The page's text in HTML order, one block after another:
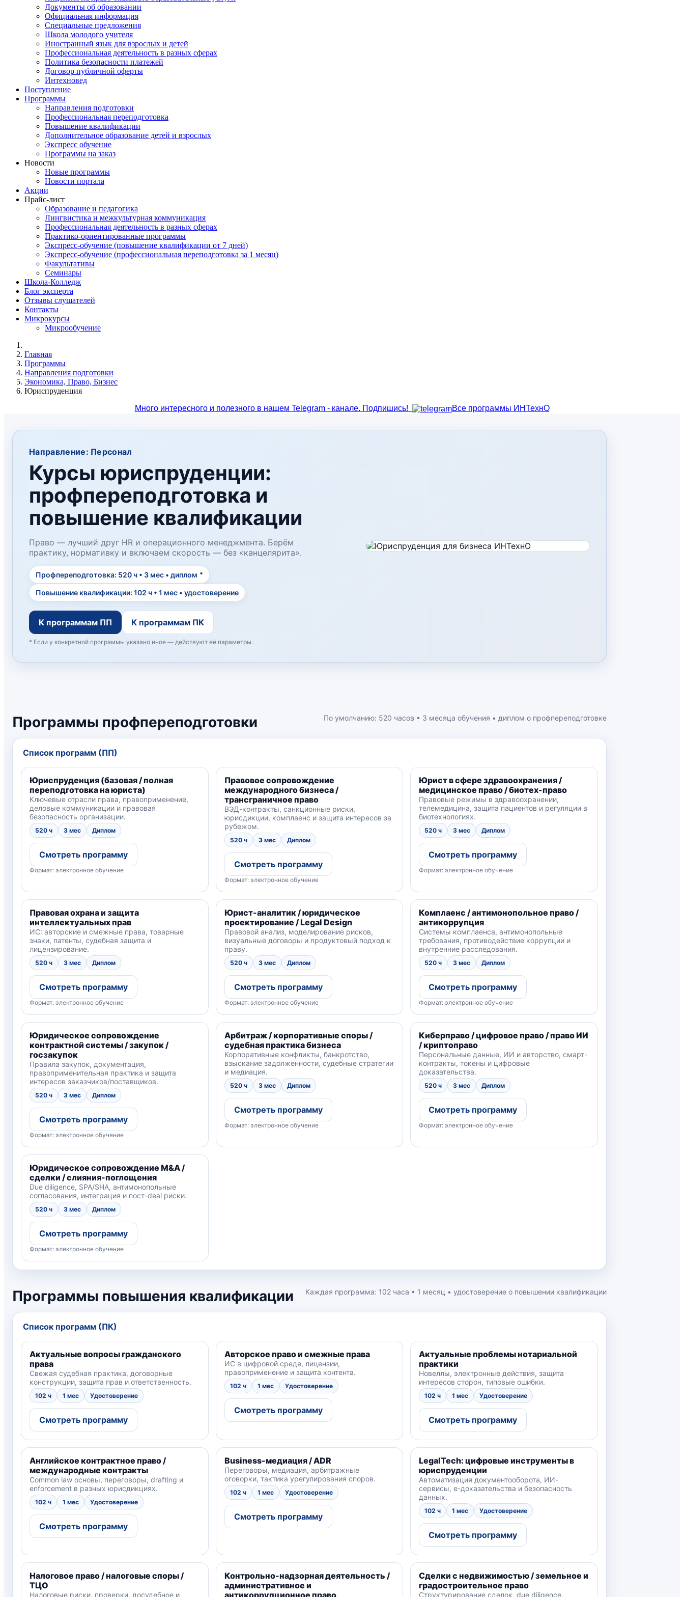
Документы об образовании
Официальная информация
Специальные предложения
Школа молодого учителя
Иностранный язык для взрослых и детей
Профессиональная деятельность в разных сферах
Политика безопасности платежей
Договор публичной оферты
Интехновед
Поступление
Программы
Направления подготовки
Профессиональная переподготовка
Повышение квалификации
Дополнительное образование детей и взрослых
Экспресс обучение
Программы на заказ
Новости
Новые программы
Новости портала
Акции
Прайс-лист
Образование и педагогика
Лингвистика и межкультурная коммуникация
Профессиональная деятельность в разных сферах
Практико-ориентированные программы
Экспресс-обучение (повышение квалификации от 7 дней)
Экспресс-обучение (профессиональная переподготовка за 1 месяц)
Факультативы
Семинары
Школа-Колледж
Блог эксперта
Отзывы слушателей
Контакты
Микрокурсы
Микрообучение
Главная
Программы
Направления подготовки
Экономика, Право, Бизнес
Юриспруденция
Много интересного и полезного в нашем Telegram - канале. Подпишись!
Все программы ИНТехнО
Направление: Персонал
Курсы юриспруденции:
профпереподготовка и
повышение квалификации
Право — лучший друг HR и операционного менеджмента. Берём
практику, нормативку и включаем скорость — без «канцелярита».
Профпереподготовка: 520 ч • 3 мес • диплом *
Повышение квалификации: 102 ч • 1 мес • удостоверение
К программам ПП К программам ПК
* Если у конкретной программы указано иное — действуют её параметры.
Программы профпереподготовки По умолчанию: 520 часов • 3 месяца обучения • диплом о профпереподготовке
Список программ (ПП)
Юриспруденция (базовая / полная
переподготовка на юриста)
Ключевые отрасли права, правоприменение,
деловые коммуникации и правовая
безопасность организации.
520 ч 3 мес Диплом
Смотреть программу
Формат: электронное обучение
Правовое сопровождение
международного бизнеса /
трансграничное право
ВЭД-контракты, санкционные риски,
юрисдикции, комплаенс и защита интересов за
рубежом.
520 ч 3 мес Диплом
Смотреть программу
Формат: электронное обучение
Юрист в сфере здравоохранения /
медицинское право / биотех-право
Правовые режимы в здравоохранении,
телемедицина, защита пациентов и регуляции в
биотехнологиях.
520 ч 3 мес Диплом
Смотреть программу
Формат: электронное обучение
Правовая охрана и защита
интеллектуальных прав
ИС: авторские и смежные права, товарные
знаки, патенты, судебная защита и
лицензирование.
520 ч 3 мес Диплом
Смотреть программу
Формат: электронное обучение
Юрист-аналитик / юридическое
проектирование / Legal Design
Правовой анализ, моделирование рисков,
визуальные договоры и продуктовый подход к
праву.
520 ч 3 мес Диплом
Смотреть программу
Формат: электронное обучение
Комплаенс / антимонопольное право /
антикоррупция
Системы комплаенса, антимонопольные
требования, противодействие коррупции и
внутренние расследования.
520 ч 3 мес Диплом
Смотреть программу
Формат: электронное обучение
Юридическое сопровождение
контрактной системы / закупок /
госзакупок
Правила закупок, документация,
правоприменительная практика и защита
интересов заказчиков/поставщиков.
520 ч 3 мес Диплом
Смотреть программу
Формат: электронное обучение
Арбитраж / корпоративные споры /
судебная практика бизнеса
Корпоративные конфликты, банкротство,
взыскание задолженности, судебные стратегии
и медиация.
520 ч 3 мес Диплом
Смотреть программу
Формат: электронное обучение
Киберправо / цифровое право / право ИИ
/ криптоправо
Персональные данные, ИИ и авторство, смарт-
контракты, токены и цифровые
доказательства.
520 ч 3 мес Диплом
Смотреть программу
Формат: электронное обучение
Юридическое сопровождение M&A /
сделки / слияния-поглощения
Due diligence, SPA/SHA, антимонопольные
согласования, интеграция и пост-deal риски.
520 ч 3 мес Диплом
Смотреть программу
Формат: электронное обучение
Программы повышения квалификации Каждая программа: 102 часа • 1 месяц • удостоверение о повышении квалификации
Список программ (ПК)
Актуальные вопросы гражданского
права
Свежая судебная практика, договорные
конструкции, защита прав и ответственность.
102 ч 1 мес Удостоверение
Смотреть программу
Авторское право и смежные права
ИС в цифровой среде, лицензии,
правоприменение и защита контента.
102 ч 1 мес Удостоверение
Смотреть программу
Актуальные проблемы нотариальной
практики
Новеллы, электронные действия, защита
интересов сторон, типовые ошибки.
102 ч 1 мес Удостоверение
Смотреть программу
Английское контрактное право /
международные контракты
Common law основы, переговоры, drafting и
enforcement в разных юрисдикциях.
102 ч 1 мес Удостоверение
Смотреть программу
Business-медиация / ADR
Переговоры, медиация, арбитражные
оговорки, тактика урегулирования споров.
102 ч 1 мес Удостоверение
Смотреть программу
LegalTech: цифровые инструменты в
юриспруденции
Автоматизация документооборота, ИИ-
сервисы, e-доказательства и безопасность
данных.
102 ч 1 мес Удостоверение
Смотреть программу
Налоговое право / налоговые споры /
ТЦО
Налоговые риски, проверки, досудебное и
Контрольно-надзорная деятельность /
административное и
антикоррупционное право
Сделки с недвижимостью / земельное и
градостроительное право
Структурирование сделок, due diligence,